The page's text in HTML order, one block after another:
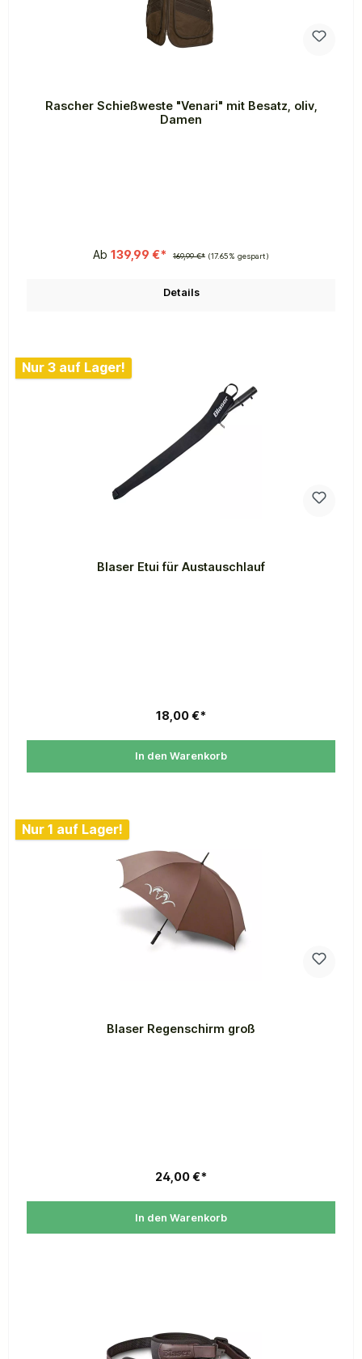
Rascher Schießweste "Venari" mit Besatz, oliv,
Damen
Ab 139,99 €* 169,99 €* (17.65% gespart)
Details
Nur 3 auf Lager!
Blaser Etui für Austauschlauf
18,00 €*
In den Warenkorb
Nur 1 auf Lager!
Blaser Regenschirm groß
24,00 €*
In den Warenkorb